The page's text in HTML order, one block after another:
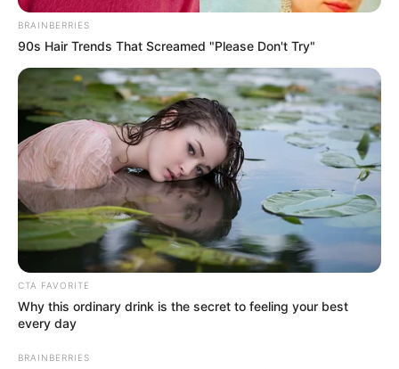
BRAINBERRIES
90s Hair Trends That Screamed "Please Don't Try"
CTA FAVORITE
Why this ordinary drink is the secret to feeling your best
every day
BRAINBERRIES